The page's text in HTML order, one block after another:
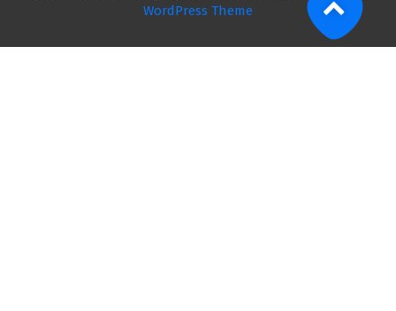
WordPress Theme